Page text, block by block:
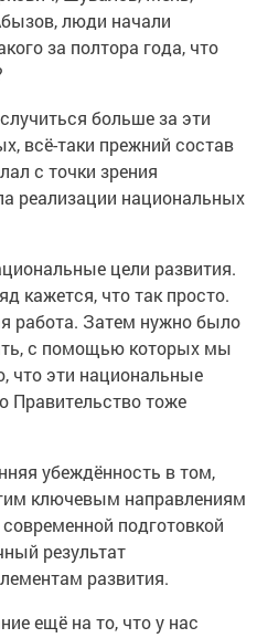
люди начали
за полтора года, что
больше за эти
всё-таки прежний состав
с точки зрения
реализации национальных
цели развития.
кажется, что так просто.
работа. Затем нужно было
с помощью которых мы
что эти национальные
Правительство тоже
убеждённость в том,
ключевым направлениям
подготовкой
результат
развития.
ещё на то, что у нас